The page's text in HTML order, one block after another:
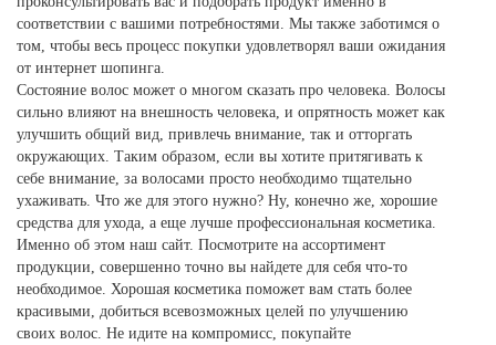
соответствии с вашими потребностями. Мы также заботимся о
том, чтобы весь процесс покупки удовлетворял ваши ожидания
от интернет шопинга.
Состояние волос может о многом сказать про человека. Волосы
сильно влияют на внешность человека, и опрятность может как
улучшить общий вид, привлечь внимание, так и отторгать
окружающих. Таким образом, если вы хотите притягивать к
себе внимание, за волосами просто необходимо тщательно
ухаживать. Что же для этого нужно? Ну, конечно же, хорошие
средства для ухода, а еще лучше профессиональная косметика.
Именно об этом наш сайт. Посмотрите на ассортимент
продукции, совершенно точно вы найдете для себя что-то
необходимое. Хорошая косметика поможет вам стать более
красивыми, добиться всевозможных целей по улучшению
своих волос. Не идите на компромисс, покупайте